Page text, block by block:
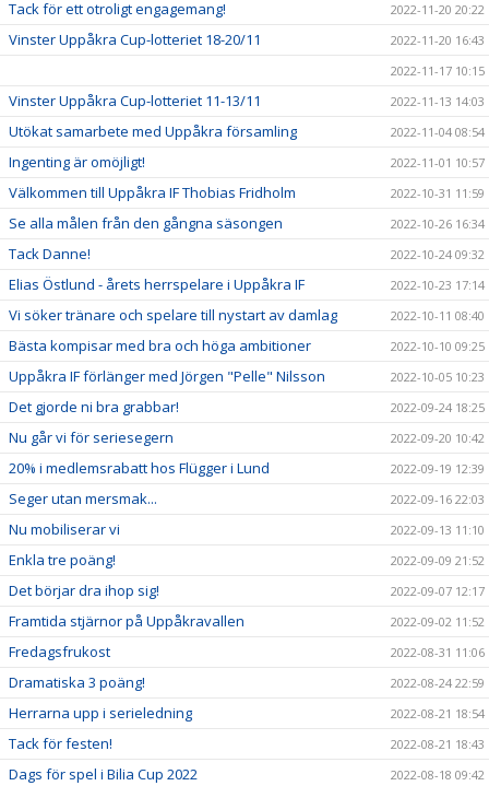
Tack för ett otroligt engagemang! 2022-11-20 20:22
Vinster Uppåkra Cup-lotteriet 18-20/11
2022-11-20 16:43
2022-11-17 10:15
Vinster Uppåkra Cup-lotteriet 11-13/11 2022-11-13 14:03
Utökat samarbete med Uppåkra församling 2022-11-04 08:54
Ingenting är omöjligt! 2022-11-01 10:57
Välkommen till Uppåkra IF Thobias Fridholm 2022-10-31 11:59
Se alla målen från den gångna säsongen 2022-10-26 16:34
Tack Danne! 2022-10-24 09:32
Elias Östlund - årets herrspelare i Uppåkra IF 2022-10-23 17:14
Vi söker tränare och spelare till nystart av damlag 2022-10-11 08:40
Bästa kompisar med bra och höga ambitioner 2022-10-10 09:25
Uppåkra IF förlänger med Jörgen "Pelle" Nilsson 2022-10-05 10:23
Det gjorde ni bra grabbar! 2022-09-24 18:25
Nu går vi för seriesegern 2022-09-20 10:42
20% i medlemsrabatt hos Flügger i Lund 2022-09-19 12:39
Seger utan mersmak... 2022-09-16 22:03
Nu mobiliserar vi 2022-09-13 11:10
Enkla tre poäng! 2022-09-09 21:52
Det börjar dra ihop sig! 2022-09-07 12:17
Framtida stjärnor på Uppåkravallen 2022-09-02 11:52
Fredagsfrukost 2022-08-31 11:06
Dramatiska 3 poäng! 2022-08-24 22:59
Herrarna upp i serieledning 2022-08-21 18:54
Tack för festen! 2022-08-21 18:43
Dags för spel i Bilia Cup 2022 2022-08-18 09:42